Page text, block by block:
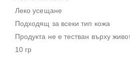
Леко усещане
Подходящ за всеки тип кожа
Продукта не е тестван върху
10 гр